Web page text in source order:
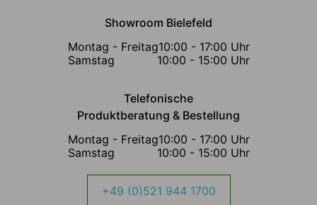
Showroom Bielefeld
Montag - Freitag10:00 - 17:00 Uhr
Samstag
10:00 - 15:00 Uhr
Telefonische
Produktberatung & Bestellung
Montag - Freitag10:00 - 17:00 Uhr
Samstag
10:00 - 15:00 Uhr
+49 (0)521 944 1700